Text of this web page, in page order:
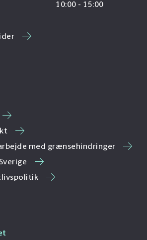
10:00 - 15:00
med grænsehindringer